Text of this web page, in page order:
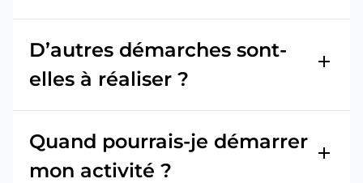
D’autres démarches sont-
elles à réaliser ?
add
Quand pourrais-je démarrer
mon activité ?
add